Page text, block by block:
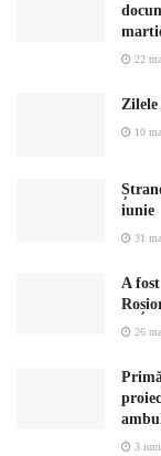
22
10
iunie
31
A
26
3